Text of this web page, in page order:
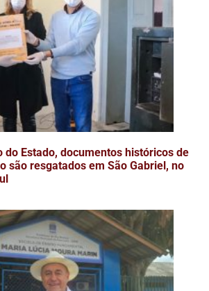
do Estado, documentos históricos de
são resgatados em São Gabriel, no